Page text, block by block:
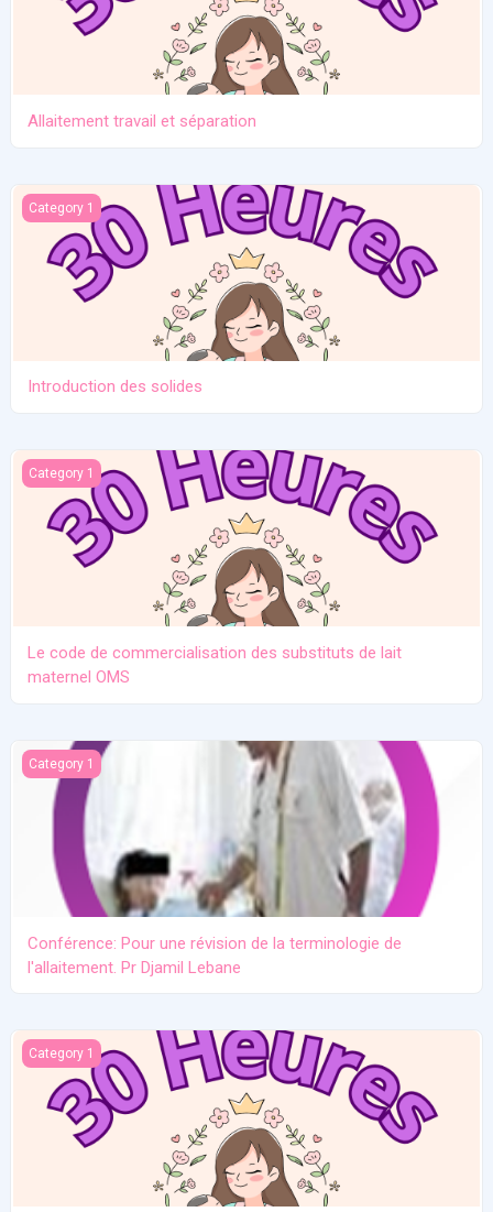
Allaitement travail et séparation
Introduction des solides
Category 1
Introduction des solides
Le code de commercialisation des substituts de lait maternel
Category 1
Le code de commercialisation des substituts de lait
maternel OMS
Conférence: Pour une révision de la terminologie de l'allaitement.
Category 1
Conférence: Pour une révision de la terminologie de
l'allaitement. Pr Djamil Lebane
Les problèmes communs en allaitement maternel
Category 1